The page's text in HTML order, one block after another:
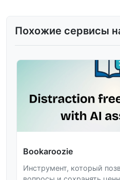
Похожие сервисы
Bookaroozie
Инструмент, который